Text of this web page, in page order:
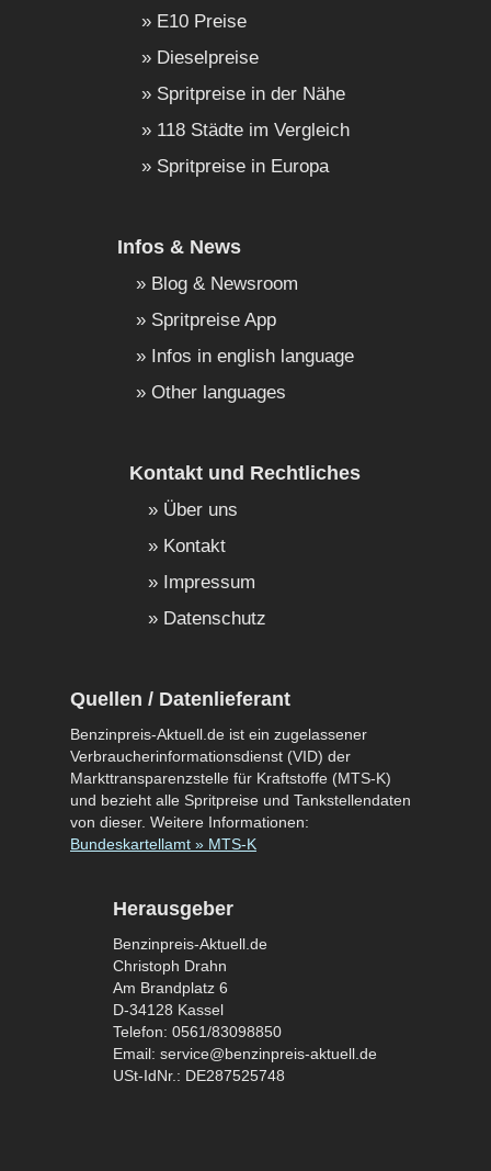
E10 Preise
Dieselpreise
Spritpreise in der Nähe
118 Städte im Vergleich
Spritpreise in Europa
Infos & News
Blog & Newsroom
Spritpreise App
Infos in english language
Other languages
Kontakt und Rechtliches
Über uns
Kontakt
Impressum
Datenschutz
Quellen / Datenlieferant
Benzinpreis-Aktuell.de ist ein zugelassener
Verbraucherinformationsdienst (VID) der
Markttransparenzstelle für Kraftstoffe (MTS-K)
und bezieht alle Spritpreise und Tankstellendaten
von dieser. Weitere Informationen:
Bundeskartellamt » MTS-K
Herausgeber
Benzinpreis-Aktuell.de
Christoph Drahn
Am Brandplatz 6
D-34128 Kassel
Telefon: 0561/83098850
Email: service@benzinpreis-aktuell.de
USt-IdNr.: DE287525748